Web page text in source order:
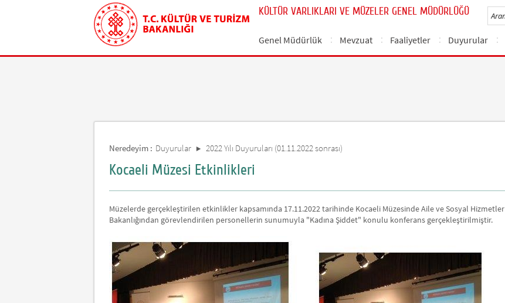
KÜLTÜR VARLIKLARI VE MÜZELER GENEL MÜDÜRLÜĞÜ
Genel Müdürlük Mevzuat Faaliyetler Duyurular
Neredeyim : Duyurular 2022 Yılı Duyuruları (01.11.2022 sonrası)
Kocaeli Müzesi Etkinlikleri
Müzelerde gerçekleştirilen etkinlikler kapsamında 17.11.2022 tarihinde Kocaeli Müzesinde Aile ve Sosyal Hizmetler
Bakanlığından görevlendirilen personellerin sunumuyla "Kadına Şiddet" konulu konferans gerçekleştirilmiştir.